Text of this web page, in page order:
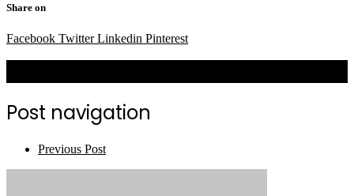
Share on
Facebook TwitterLinkedin Pinterest
Post navigation
Previous Post